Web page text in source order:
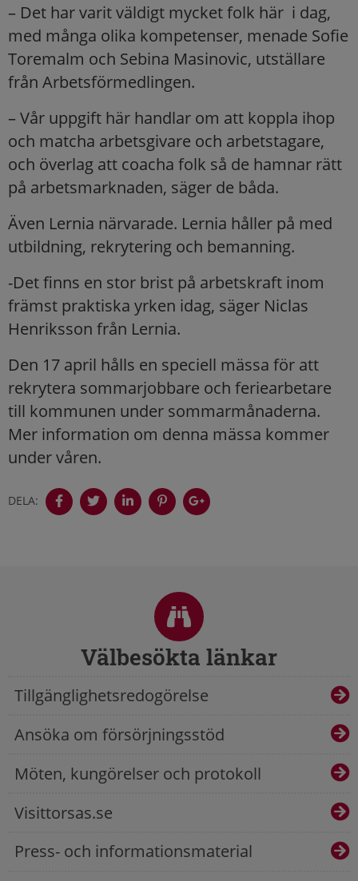
– Det har varit väldigt mycket folk här i dag,
med många olika kompetenser, menade Sofie
Toremalm och Sebina Masinovic, utställare
från Arbetsförmedlingen.
– Vår uppgift här handlar om att koppla ihop
och matcha arbetsgivare och arbetstagare,
och överlag att coacha folk så de hamnar rätt
på arbetsmarknaden, säger de båda.
Även Lernia närvarade. Lernia håller på med
utbildning, rekrytering och bemanning.
-Det finns en stor brist på arbetskraft inom
främst praktiska yrken idag, säger Niclas
Henriksson från Lernia.
Den 17 april hålls en speciell mässa för att
rekrytera sommarjobbare och feriearbetare
till kommunen under sommarmånaderna.
Mer information om denna mässa kommer
under våren.
DELA:
Välbesökta länkar
Tillgänglighetsredogörelse
Ansöka om försörjningsstöd
Möten, kungörelser och protokoll
Visittorsas.se
Press- och informationsmaterial